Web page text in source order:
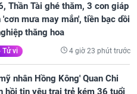
Thần Tài ghé thăm, 3 con giáp
'cơn mưa may mắn', tiền bạc dồi
thăng hoa
Tử vi 4 giờ 23 phút trước
nhân Hồng Kông' Quan Chi
hồi tin yêu trai trẻ kém 36 tuổi